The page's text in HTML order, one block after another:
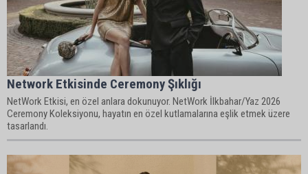
Network Etkisinde Ceremony Şıklığı
NetWork Etkisi, en özel anlara dokunuyor. NetWork İlkbahar/Yaz 2026
Ceremony Koleksiyonu, hayatın en özel kutlamalarına eşlik etmek üzere
tasarlandı.